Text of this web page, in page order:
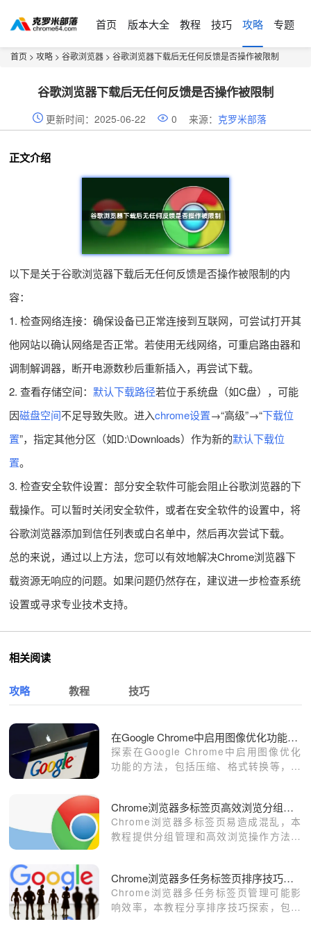
首页 版本大全 教程 技巧 攻略 专题
首页 > 攻略 > 谷歌浏览器 > 谷歌浏览器下载后无任何反馈是否操作被限制
谷歌浏览器下载后无任何反馈是否操作被限制
更新时间：2025-06-22 0 来源： 克罗米部落
正文介绍
以下是关于谷歌浏览器下载后无任何反馈是否操作被限制的内
容：
1. 检查网络连接：确保设备已正常连接到互联网，可尝试打开其
他网站以确认网络是否正常。若使用无线网络，可重启路由器和
调制解调器，断开电源数秒后重新插入，再尝试下载。
2. 查看存储空间： 默认下载路径若位于系统盘（如C盘），可能
因磁盘空间不足导致失败。进入chrome设置→“高级”→“下载位
置”，指定其他分区（如D:\Downloads）作为新的默认下载位
置。
3. 检查安全软件设置：部分安全软件可能会阻止谷歌浏览器的下
载操作。可以暂时关闭安全软件，或者在安全软件的设置中，将
谷歌浏览器添加到信任列表或白名单中，然后再次尝试下载。
总的来说，通过以上方法，您可以有效地解决Chrome浏览器下
载资源无响应的问题。如果问题仍然存在，建议进一步检查系统
设置或寻求专业技术支持。
相关阅读
攻略 教程 技巧
在Google Chrome中启用图像优化功能提升网页性能
探索在Google Chrome中启用图像优化
功能的方法，包括压缩、格式转换等，以
Chrome浏览器多标签页高效浏览分组管理完整操作教程
Chrome浏览器多标签页易造成混乱，本
教程提供分组管理和高效浏览操作方法，
Chrome浏览器多任务标签页排序技巧探索
Chrome浏览器多任务标签页管理可能影
响效率，本教程分享排序技巧探索，包括